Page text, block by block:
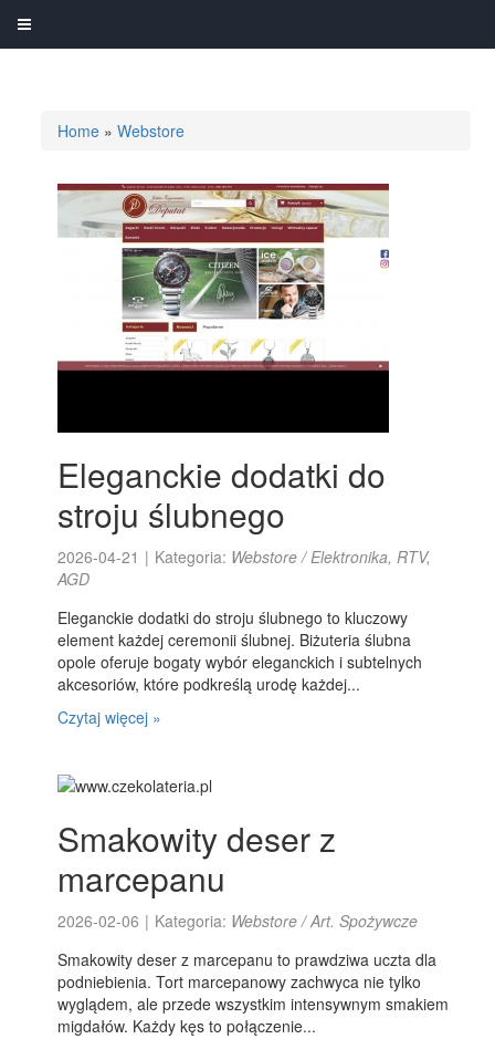
Home »Webstore
Eleganckie dodatki do
stroju ślubnego
2026-04-21 | Kategoria: Webstore / Elektronika, RTV,
AGD
Eleganckie dodatki do stroju ślubnego to kluczowy
element każdej ceremonii ślubnej. Biżuteria ślubna
opole oferuje bogaty wybór eleganckich i subtelnych
akcesoriów, które podkreślą urodę każdej...
Czytaj więcej »
Smakowity deser z
marcepanu
2026-02-06 | Kategoria: Webstore / Art. Spożywcze
Smakowity deser z marcepanu to prawdziwa uczta dla
podniebienia. Tort marcepanowy zachwyca nie tylko
wyglądem, ale przede wszystkim intensywnym smakiem
migdałów. Każdy kęs to połączenie...